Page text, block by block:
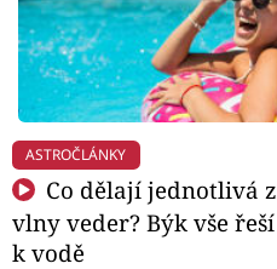
ASTROČLÁNKY
Co dělají jednotlivá
vlny veder? Býk vše
k vodě